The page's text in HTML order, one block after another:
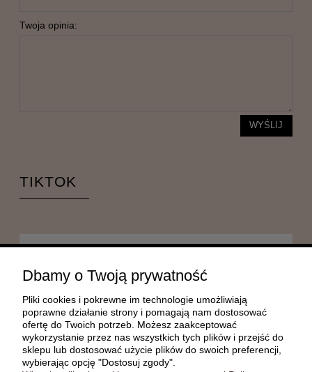
Twoja opinia:
WYŚLIJ
TIKTOK
MOJE KONTO
PŁATNOŚCI I DOSTAWA
Dbamy o Twoją prywatność
Pliki cookies i pokrewne im technologie umożliwiają
poprawne działanie strony i pomagają nam dostosować
ofertę do Twoich potrzeb. Możesz zaakceptować
wykorzystanie przez nas wszystkich tych plików i przejść do
sklepu lub dostosować użycie plików do swoich preferencji,
wybierając opcję "Dostosuj zgody".